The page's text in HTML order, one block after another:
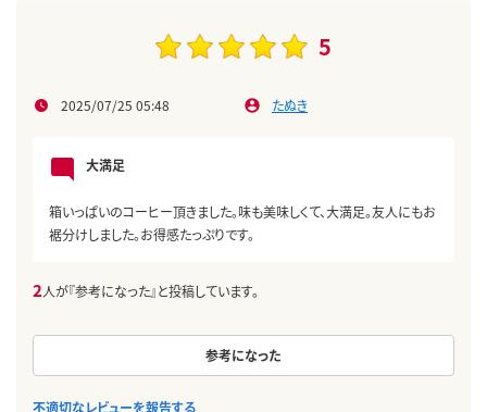
5
2025/07/25 05:48 たぬき
大満足
箱いっぱいのコーヒー頂きました。味も美味しくて、大満足。友人にもお
裾分けしました。お得感たっぷりです。
2人が『参考になった』と投稿しています。
参考になった
不適切なレビューを報告する